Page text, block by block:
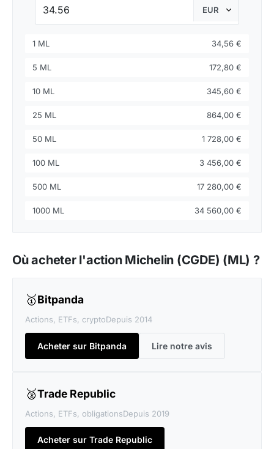
1 ML 34,56 €
5 ML 172,80 €
10 ML 345,60 €
25 ML 864,00 €
50 ML 1 728,00 €
100 ML 3 456,00 €
500 ML 17 280,00 €
1000 ML 34 560,00 €
Où acheter l'action Michelin (CGDE) (ML) ?
🥇Bitpanda
Actions, ETFs, cryptoDepuis 2014
Acheter sur Bitpanda Lire notre avis
🥈Trade Republic
Actions, ETFs, obligationsDepuis 2019
Acheter sur Trade Republic